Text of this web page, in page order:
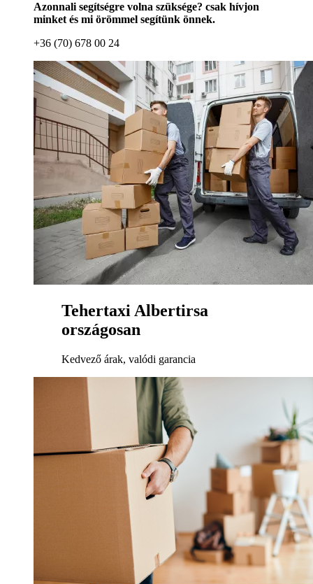
Azonnali segítségre volna szüksége? csak hívjon
minket és mi örömmel segítünk önnek.
+36 (70) 678 00 24
Tehertaxi Albertirsa
országosan
Kedvező árak, valódi garancia